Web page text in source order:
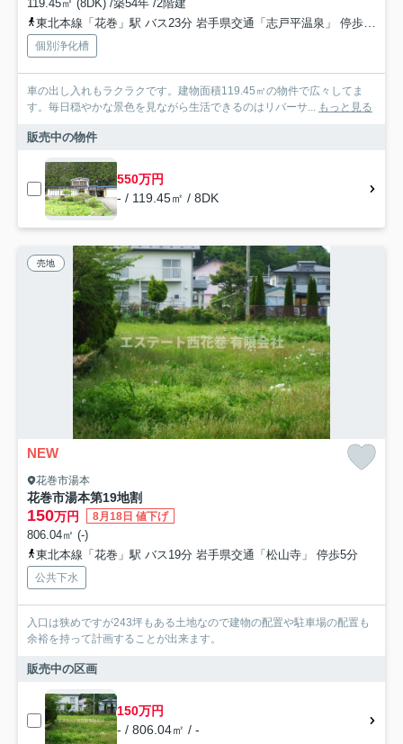
119.45㎡ (8DK) /築54年 /2階建
東北本線「花巻」駅 バス23分 岩手県交通「志戸平温泉」 停歩5分
個別浄化槽
車の出し入れもラクラクです。建物面積119.45㎡の物件で広々してま
す。毎日穏やかな景色を見ながら生活できるのはリバーサ... もっと見る
販売中の物件
550万円
- / 119.45㎡ / 8DK
売地
NEW
花巻市湯本
花巻市湯本第19地割
150万円 8月18日 値下げ
806.04㎡ (-)
東北本線「花巻」駅 バス19分 岩手県交通「松山寺」 停歩5分
公共下水
入口は狭めですが243坪もある土地なので建物の配置や駐車場の配置も
余裕を持って計画することが出来ます。
販売中の区画
150万円
- / 806.04㎡ / -